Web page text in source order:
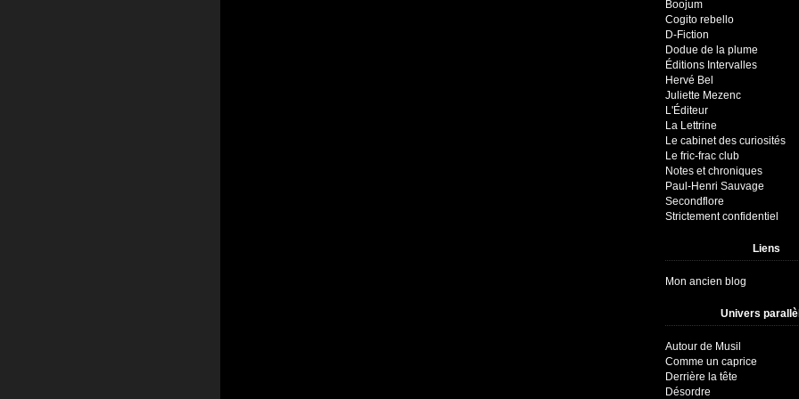
Boojum
Cogito rebello
D-Fiction
Dodue de la plume
Éditions Intervalles
Hervé Bel
Juliette Mezenc
L'Éditeur
La Lettrine
Le cabinet des curiosités
Le fric-frac club
Notes et chroniques
Paul-Henri Sauvage
Secondflore
Strictement confidentiel
Liens
Mon ancien blog
Univers
Autour de Musil
Comme un caprice
Derrière la tête
Désordre